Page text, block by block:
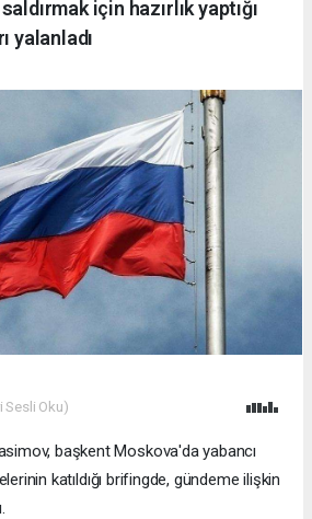
için hazırlık yaptığı
yalanladı
Sesli Oku)
başkent Moskova'da yabancı
katıldığı brifingde, gündeme ilişkin